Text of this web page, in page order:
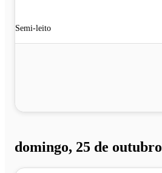
Semi-leito
domingo, 25 de outubro